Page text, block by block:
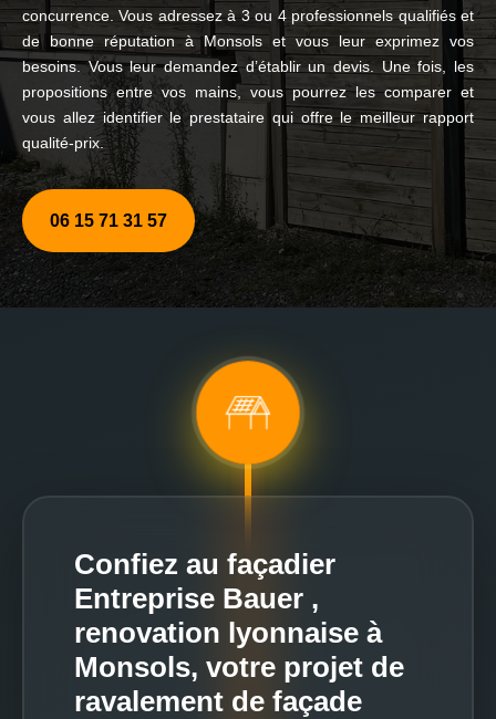
concurrence. Vous adressez à 3 ou 4 professionnels qualifiés et
de bonne réputation à Monsols et vous leur exprimez vos
besoins. Vous leur demandez d’établir un devis. Une fois, les
propositions entre vos mains, vous pourrez les comparer et
vous allez identifier le prestataire qui offre le meilleur rapport
qualité-prix.
06 15 71 31 57
Confiez au façadier
Entreprise Bauer ,
renovation lyonnaise à
Monsols, votre projet de
ravalement de façade